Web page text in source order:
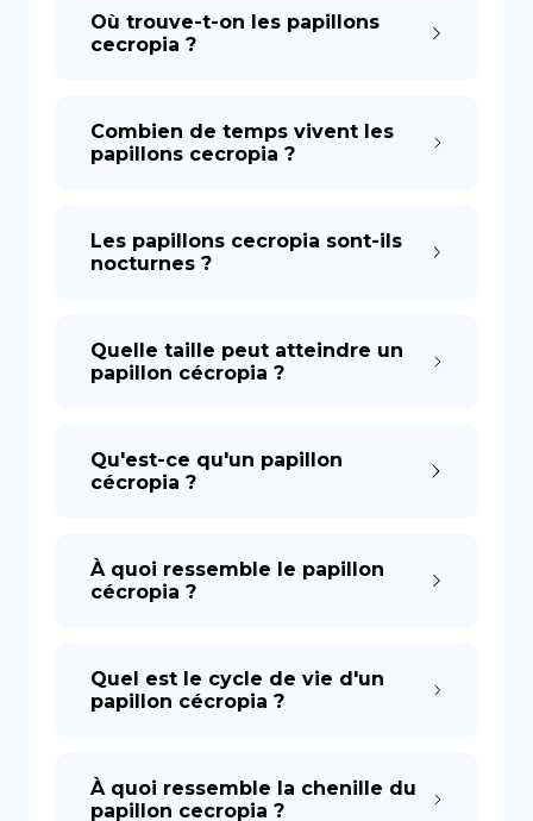
Où trouve-t-on les papillons
cecropia ?
Combien de temps vivent les
papillons cecropia ?
Les papillons cecropia sont-ils
nocturnes ?
Quelle taille peut atteindre un
papillon cécropia ?
Qu'est-ce qu'un papillon
cécropia ?
À quoi ressemble le papillon
cécropia ?
Quel est le cycle de vie d'un
papillon cécropia ?
À quoi ressemble la chenille du
papillon cecropia ?